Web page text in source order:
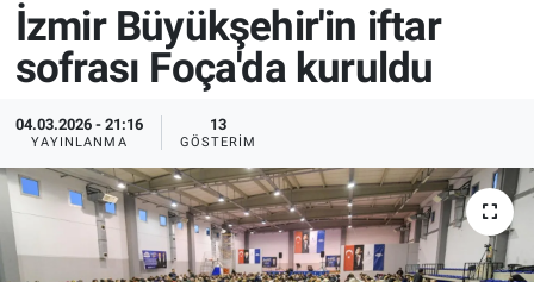
İzmir Büyükşehir'in iftar
sofrası Foça'da kuruldu
04.03.2026 - 21:16
YAYINLANMA
13
GÖSTERIM
Ekonomi
Spor
Magazin
Tüm Haberler
İletişim
Hava Durumu
Namaz Vakitleri
Trafik Durumu
Süper Lig Puan Durumu ve Fikstür
Tüm Manşetler